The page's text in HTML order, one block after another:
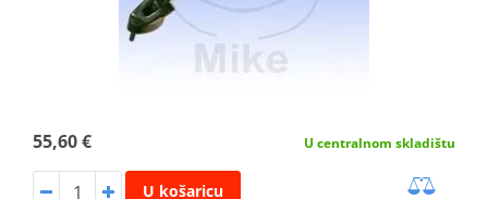
55,60 € U centralnom skladištu
U košaricu